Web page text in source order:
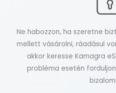
Ne habozzon, ha szeretne
mellett vásárolni, ráadásul
akkor keresse Kamagra
probléma esetén